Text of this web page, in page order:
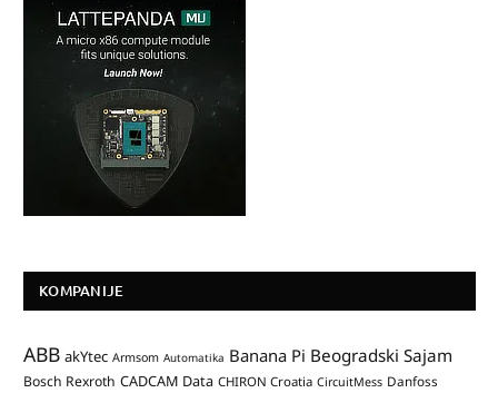
KOMPANIJE
ABB akYtec Armsom Automatika Banana Pi Beogradski Sajam
Bosch Rexroth CADCAM Data CHIRON Croatia CircuitMess Danfoss